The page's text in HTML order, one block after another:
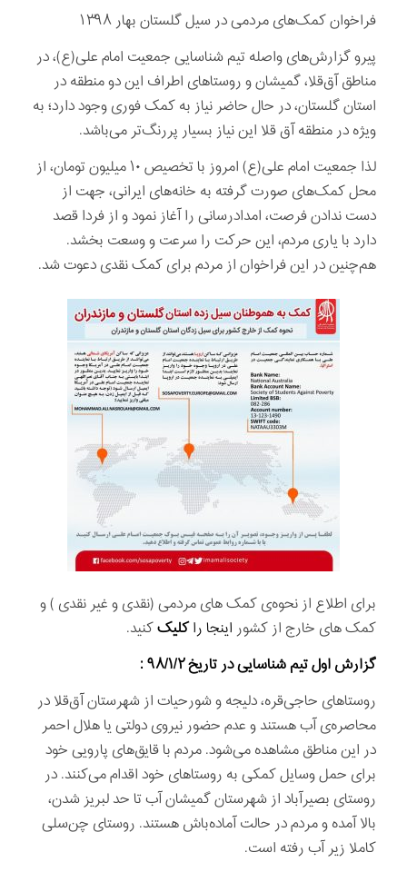
فراخوان کمک‌های مردمی در سیل گلستان بهار ۱۳۹۸
پیرو گزارش‌های واصله تیم شناسایی جمعیت امام علی(ع)، در
مناطق آق‌قلا، گمیشان و روستاهای اطراف این دو منطقه در
استان گلستان، در حال حاضر نیاز به کمک فوری وجود دارد؛ به
ویژه در منطقه آق قلا این نیاز بسیار پررنگ‌تر می‌باشد.
لذا جمعیت امام علی(ع) امروز با تخصیص ۱۰ میلیون تومان، از
محل کمک‌های صورت گرفته به خانه‌های ایرانی، جهت از
دست ندادن فرصت، امدادرسانی را آغاز نمود و از فردا قصد
دارد با یاری مردم، این حرکت را سرعت و وسعت بخشد.
هم‌چنین در این فراخوان از مردم برای کمک نقدی دعوت شد.
برای اطلاع از نحوه‌ی کمک های مردمی (نقدی و غیر نقدی ) و
کمک های خارج از کشوراینجا راکلیککنید.
گزارش اول تیم شناسایی در تاریخ ۹۸/۱/۲ :
روستاهای حاجی‌قره، دلیجه و شورحیات از شهرستان آق‌قلا در
محاصره‌ی آب هستند و عدم حضور نیروی دولتی یا هلال احمر
در اين مناطق مشاهده می‌شود. مردم با قایق‌های پارویی خود
برای حمل وسايل کمکی به روستاهای خود اقدام می‌كنند. در
روستای بصیرآباد از شهرستان گمیشان آب تا حد لبریز شدن،
بالا آمده و مردم در حالت آماده‌باش هستند. روستای چن‌سلی
کاملا زیر آب رفته است.